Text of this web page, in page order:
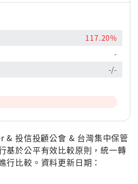
117.20%
-
-/-
& 投信投顧公會 & 台灣集中保管
基於公平有效比較原則，統一轉
行比較。資料更新日期：